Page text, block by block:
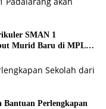
SMAN 1
Murid Baru di MPLS
Bantuan Perlengkapan